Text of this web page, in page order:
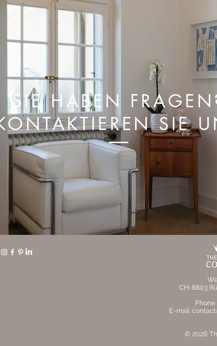
SIE HABEN
SIE
CH-8803
Phone
E-mail
© 2026